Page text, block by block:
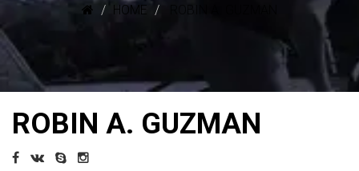
HOME
ROBIN A. GUZMAN